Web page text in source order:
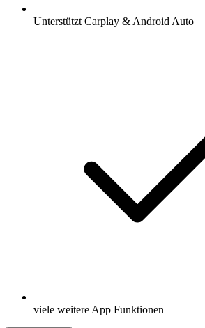
Unterstützt Carplay & Android Auto
viele weitere App Funktionen